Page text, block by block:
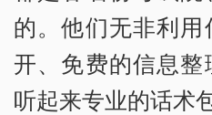
的。他们无非利
开、免费的信息
听起来专业的话术